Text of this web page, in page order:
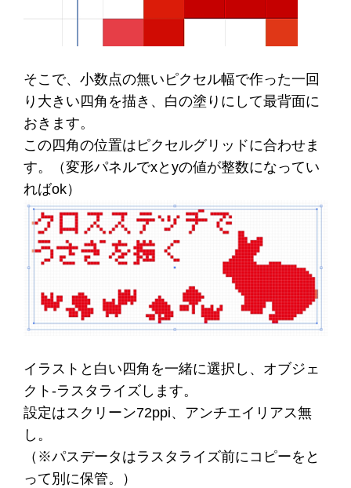
そこで、小数点の無いピクセル幅で作った一回
り大きい四角を描き、白の塗りにして最背面に
おきます。
この四角の位置はピクセルグリッドに合わせま
す。（変形パネルでxとyの値が整数になってい
ればok）
イラストと白い四角を一緒に選択し、オブジェ
クト-ラスタライズします。
設定はスクリーン72ppi、アンチエイリアス無
し。
（※パスデータはラスタライズ前にコピーをと
って別に保管。）